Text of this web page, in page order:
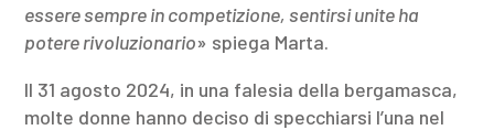
essere sempre in competizione, sentirsi unite ha
potere rivoluzionario» spiega Marta.
Il 31 agosto 2024, in una falesia della bergamasca,
molte donne hanno deciso di specchiarsi l’una nel